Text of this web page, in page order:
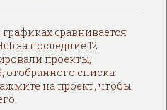
сравнивается
за последние 12
проекты,
, отобранного списка
на проект, чтобы